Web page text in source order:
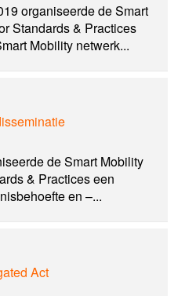
organiseerde de Smart
Standards & Practices
Mobility netwerk...
de Smart Mobility
& Practices een
en –...
Act